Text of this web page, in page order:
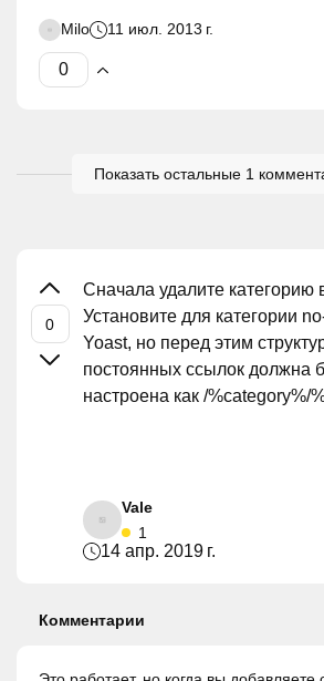
Milo 11 июл. 2013 г.
Показать остальные 1
Сначала удалите категорию
Установите для категории
Yoast, но перед этим
постоянных ссылок должна
настроена как /%category%/
Vale
1
14 апр. 2019 г.
Комментарии